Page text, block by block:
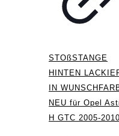
STOßSTANGE
HINTEN
IN
NEU für Opel
H GTC 2005-2010